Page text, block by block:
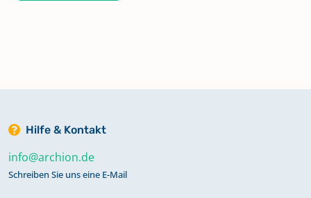
Hilfe & Kontakt
info@archion.de
Schreiben Sie uns eine E-Mail